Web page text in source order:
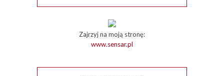
Zajrzyj na moją stronę:
www.sensar.pl